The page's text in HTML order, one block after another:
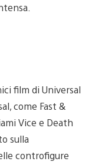
film di Universal
come Fast &
Vice e Death
sulla
controfigure